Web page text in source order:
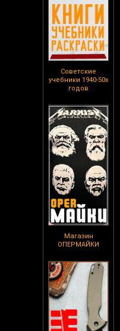
Советские
учебники 1940-50х
годов
Магазин
ОПЕРМАЙКИ